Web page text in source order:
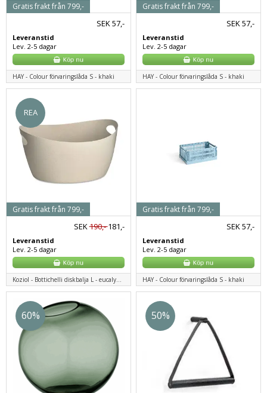
SEK57,-
Leveranstid
Lev. 2-5 dagar
Gratis frakt från 799,-
HAY - Colour förvaringslåda S - khaki
SEK57,-
Leveranstid
Lev. 2-5 dagar
Gratis frakt från 799,-
HAY - Colour förvaringslåda S - khaki
REA
SEK190,-181,-
Leveranstid
Lev. 2-5 dagar
Gratis frakt från 799,-
Koziol - Bottichelli diskbalja L - eucalyptus grön
SEK57,-
Leveranstid
Lev. 2-5 dagar
Gratis frakt från 799,-
HAY - Colour förvaringslåda S - khaki
60% 50%